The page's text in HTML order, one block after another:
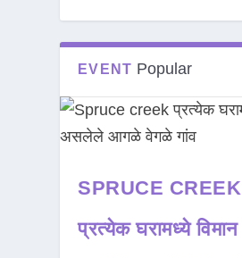
EVENT Popular
SPRUCE CREEK
प्रत्येक घरामध्ये विमान